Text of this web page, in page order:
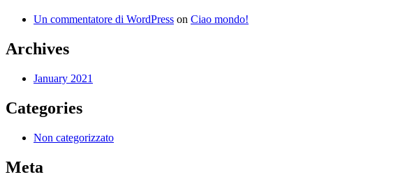
Un commentatore di WordPress on Ciao mondo!
Archives
January 2021
Categories
Non categorizzato
Meta